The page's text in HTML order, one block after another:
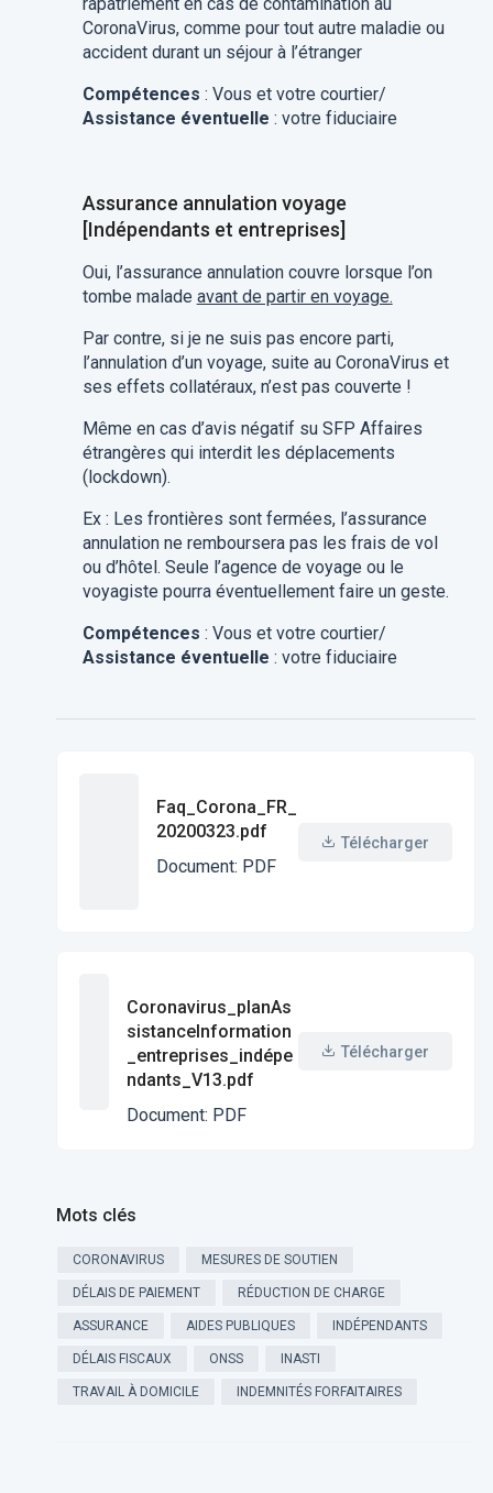
CoronaVirus, comme pour tout autre maladie ou
accident durant un séjour à l’étranger
Compétences : Vous et votre courtier/
Assistance éventuelle : votre fiduciaire
Assurance annulation voyage
[Indépendants et entreprises]
Oui, l’assurance annulation couvre lorsque l’on
tombe malade avant de partir en voyage.
Par contre, si je ne suis pas encore parti,
l’annulation d’un voyage, suite au CoronaVirus et
ses effets collatéraux, n’est pas couverte !
Même en cas d’avis négatif su SFP Affaires
étrangères qui interdit les déplacements
(lockdown).
Ex : Les frontières sont fermées, l’assurance
annulation ne remboursera pas les frais de vol
ou d’hôtel. Seule l’agence de voyage ou le
voyagiste pourra éventuellement faire un geste.
Compétences : Vous et votre courtier/
Assistance éventuelle : votre fiduciaire
Faq_Corona_FR_
20200323.pdf
Document: PDF
Télécharger
Coronavirus_planAs
sistanceInformation
_entreprises_indépe
ndants_V13.pdf
Document: PDF
Télécharger
Mots clés
CORONAVIRUS MESURES DE SOUTIEN
DÉLAIS DE PAIEMENT RÉDUCTION DE CHARGE
ASSURANCE AIDES PUBLIQUES INDÉPENDANTS
DÉLAIS FISCAUX ONSS INASTI
TRAVAIL À DOMICILE INDEMNITÉS FORFAITAIRES